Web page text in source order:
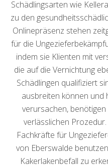
Schädlingsarten wie
zu den
Onlinepräsenz stehen
für die
indem sie Klienten mit
die auf die Vernichtung
Schädlingen qualifiziert
ausbreiten können und
verursachen,
verlässlichen
Fachkräfte für
von Eberswalde
Kakerlakenbefall zu